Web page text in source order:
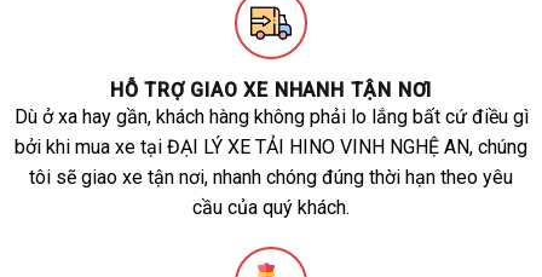
HỖ TRỢ GIAO XE NHANH TẬN NƠI
Dù ở xa hay gần, khách hàng không phải lo lắng bất cứ điều gì
bởi khi mua xe tại ĐẠI LÝ XE TẢI HINO VINH NGHỆ AN, chúng
tôi sẽ giao xe tận nơi, nhanh chóng đúng thời hạn theo yêu
cầu của quý khách.